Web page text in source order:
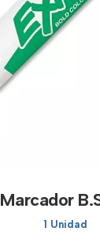
Marcador
1 Unidad